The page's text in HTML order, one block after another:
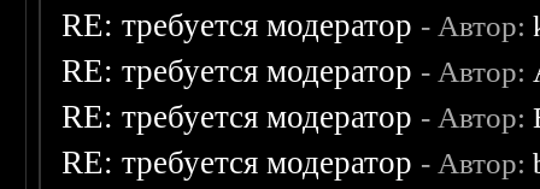
RE: требуется модератор - Автор:
RE: требуется модератор - Автор:
RE: требуется модератор - Автор:
RE: требуется модератор - Автор: